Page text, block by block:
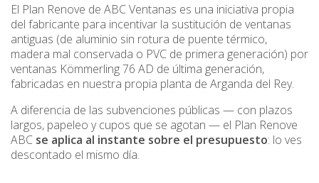
El Plan Renove de ABC Ventanas es una iniciativa propia
del fabricante para incentivar la sustitución de ventanas
antiguas (de aluminio sin rotura de puente térmico,
madera mal conservada o PVC de primera generación) por
ventanas Kömmerling 76 AD de última generación,
fabricadas en nuestra propia planta de Arganda del Rey.
A diferencia de las subvenciones públicas — con plazos
largos, papeleo y cupos que se agotan — el Plan Renove
ABC se aplica al instante sobre el presupuesto: lo ves
descontado el mismo día.